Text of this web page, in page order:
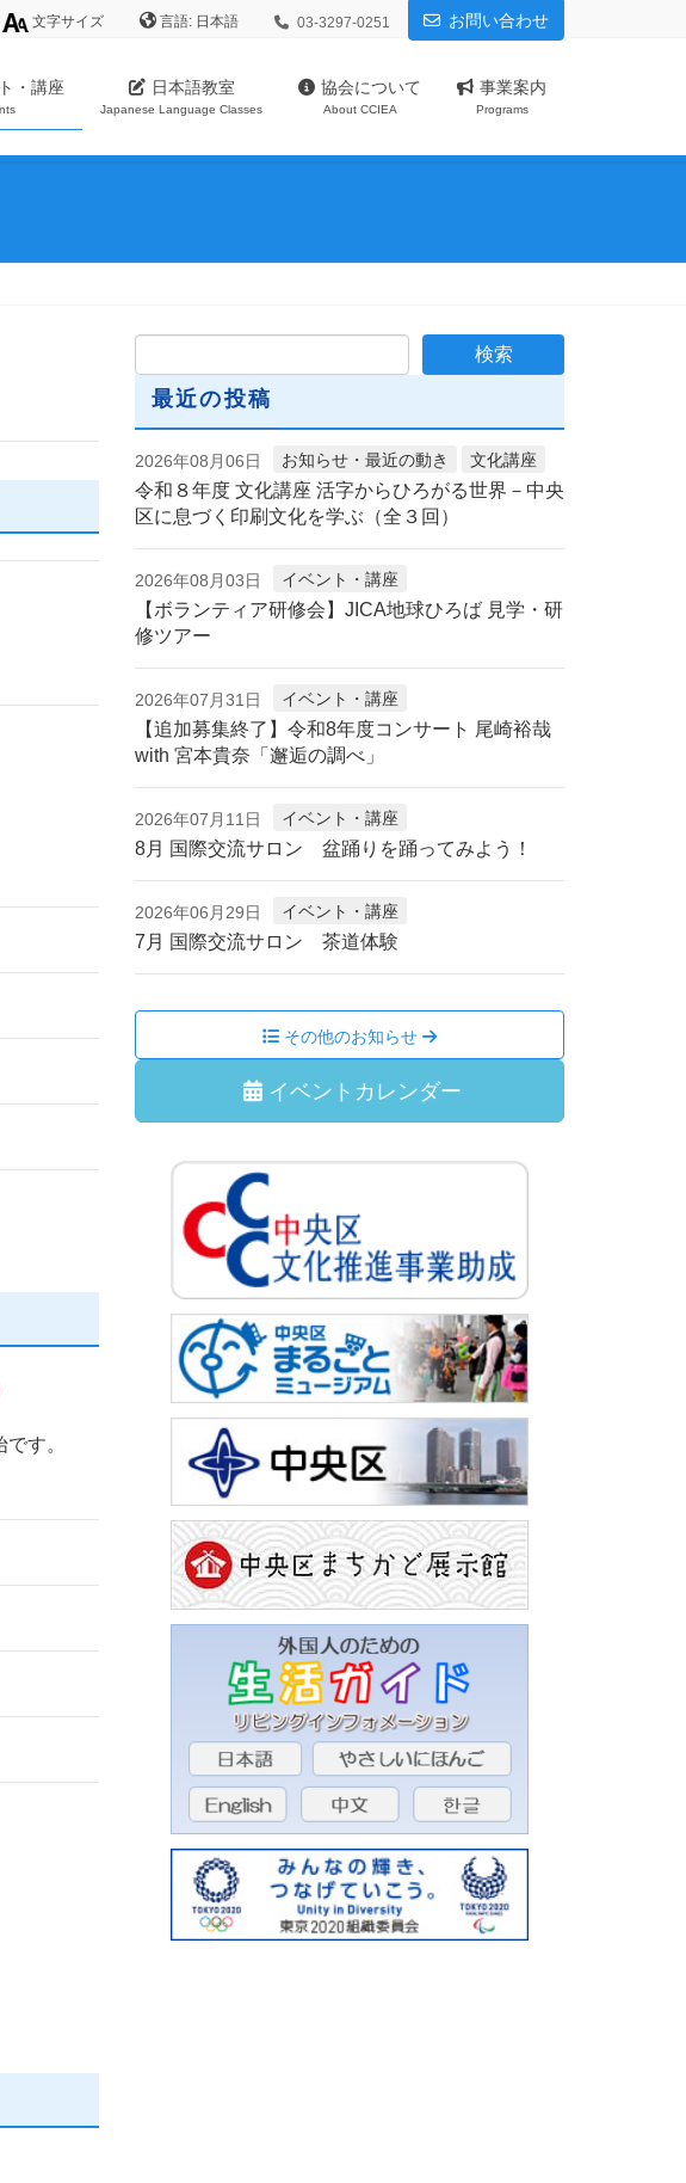
文字サイズ 言語: 03-3297-0251 お問い合わせ
・講座 日本語教室
Japanese Language Classes
協会について
About CCIEA
事業案内
Programs
す。
最近の投稿
2026年08月06日 お知らせ・最近の動き 文化講座
令和８年度 文化講座 活字からひろがる世界－中央
区に息づく印刷文化を学ぶ（全３回）
2026年08月03日 イベント・講座
【ボランティア研修会】JICA地球ひろば 見学・研
修ツアー
2026年07月31日 イベント・講座
【追加募集終了】令和8年度コンサート 尾崎裕哉
with 宮本貴奈「邂逅の調べ」
2026年07月11日 イベント・講座
8月 国際交流サロン 盆踊りを踊ってみよう！
2026年06月29日 イベント・講座
7月 国際交流サロン 茶道体験
その他のお知らせ
イベントカレンダー